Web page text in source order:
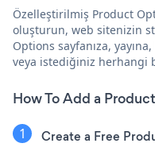
Özelleştirilmiş Product
oluşturun, web sitenizin
Options sayfanıza,
veya istediğiniz herhangi
How To Add a
Create a Free